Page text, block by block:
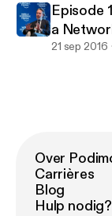
Episode
a
21 sep 2016
Over
Carrières
Blog
Hulp nodig?